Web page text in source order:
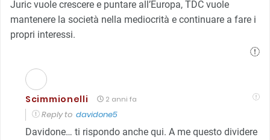
Juric vuole crescere e puntare all’Europa, TDC vuole
mantenere la società nella mediocrità e continuare a fare i
propri interessi.
Scimmionelli 2 anni fa
Reply to davidone5
Davidone… ti rispondo anche qui. A me questo dividere